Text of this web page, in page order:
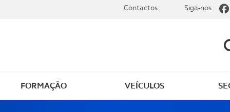
FORMAÇÃO VEÍCULOS
Contactos Siga-nos